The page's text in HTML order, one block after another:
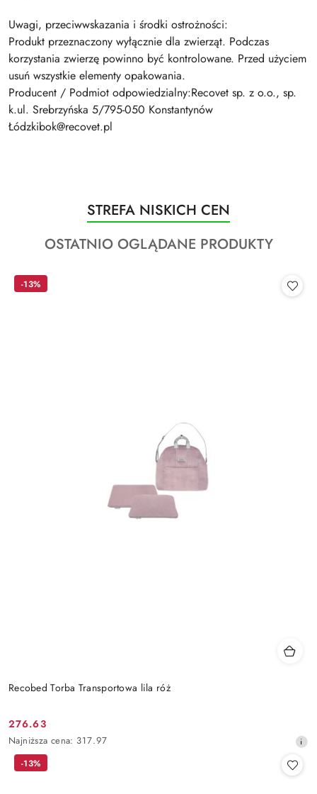
Uwagi, przeciwwskazania i środki ostrożności:
Produkt przeznaczony wyłącznie dla zwierząt. Podczas
korzystania zwierzę powinno być kontrolowane. Przed użyciem
usuń wszystkie elementy opakowania.
Producent / Podmiot odpowiedzialny:Recovet sp. z o.o., sp.
k.ul. Srebrzyńska 5/795-050 Konstantynów
Łódzkibok@recovet.pl
Pomiń karuzelę produktów
Produkty
o
statusie:
STREFA NISKICH CEN
Produkty
statusie:
OSTATNIO OGLĄDANE PRODUKTY
Recobed Torba Transportowa lila róż
Cena
promocyjna:
276.63
Najniższa
cena
Najniższa cena: 317.97
-13%
-13%